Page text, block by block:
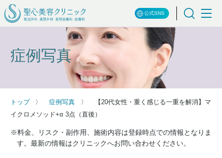
公式SNS
症例写真
トップ 症例写真
【20代女性・重く感じる一重を解消】マ
イクロメソッド+α 3点（直後）
※料金、リスク・副作用、施術内容は登録時点での情報となりま
す。最新の情報はクリニックへお問い合わせください。